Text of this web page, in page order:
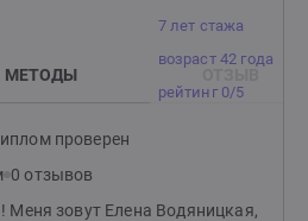
7 лет стажа
возраст 42 года
рейтинг 0/5
МЕТОДЫ
проверен
0 отзывов
Меня зовут Елена Водяницкая,